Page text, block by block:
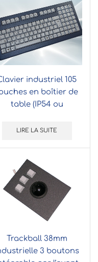
industriel 105
en boîtier de
table (IP54 ou
LIRE LA SUITE
Trackball 38mm
3 boutons